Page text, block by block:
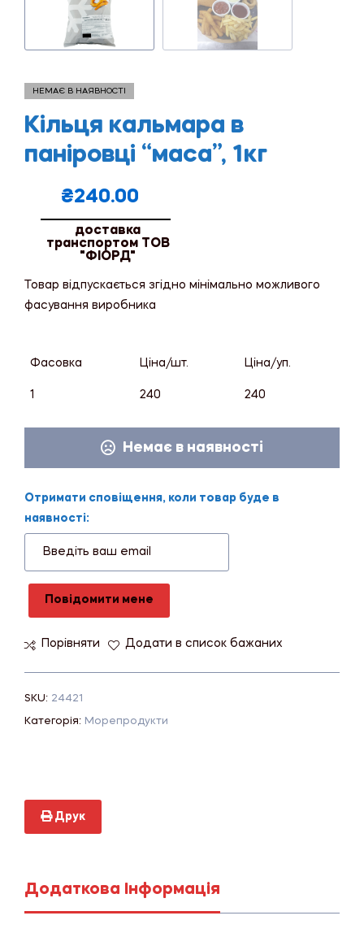
НЕМАЄ В НАЯВНОСТІ
Кільця кальмара в
паніровці “маса”, 1кг
₴240.00
доставка
транспортом ТОВ
"ФІОРД"
Товар відпускається згідно мінімально можливого
фасування виробника
Фасовка Ціна/шт. Ціна/уп.
1 240 240
Немає в наявності
Отримати сповіщення, коли товар буде в
наявності:
Повідомити мене
Порівняти Додати в список бажаних
SKU: 24421
Категорія: Морепродукти
Друк
Додаткова Інформація